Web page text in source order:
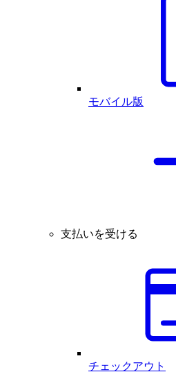
モバイル版
支払いを受ける
チェックアウト